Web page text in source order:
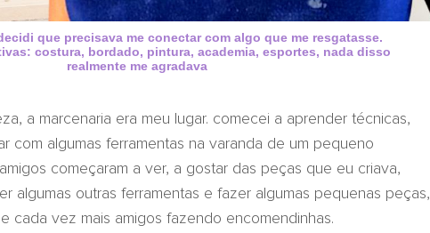
que precisava me conectar com algo que me resgatasse.
costura, bordado, pintura, academia, esportes, nada disso
realmente me agradava
a marcenaria era meu lugar. comecei a aprender técnicas,
com algumas ferramentas na varanda de um pequeno
começaram a ver, a gostar das peças que eu criava,
algumas outras ferramentas e fazer algumas pequenas peças,
cada vez mais amigos fazendo encomendinhas.